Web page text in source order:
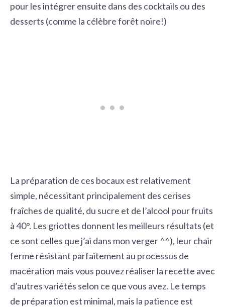
pour les intégrer ensuite dans des cocktails ou des
desserts (comme la célèbre forêt noire!)
La préparation de ces bocaux est relativement
simple, nécessitant principalement des cerises
fraîches de qualité, du sucre et de l’alcool pour fruits
à 40°. Les griottes donnent les meilleurs résultats (et
ce sont celles que j’ai dans mon verger ^^), leur chair
ferme résistant parfaitement au processus de
macération mais vous pouvez réaliser la recette avec
d’autres variétés selon ce que vous avez. Le temps
de préparation est minimal, mais la patience est